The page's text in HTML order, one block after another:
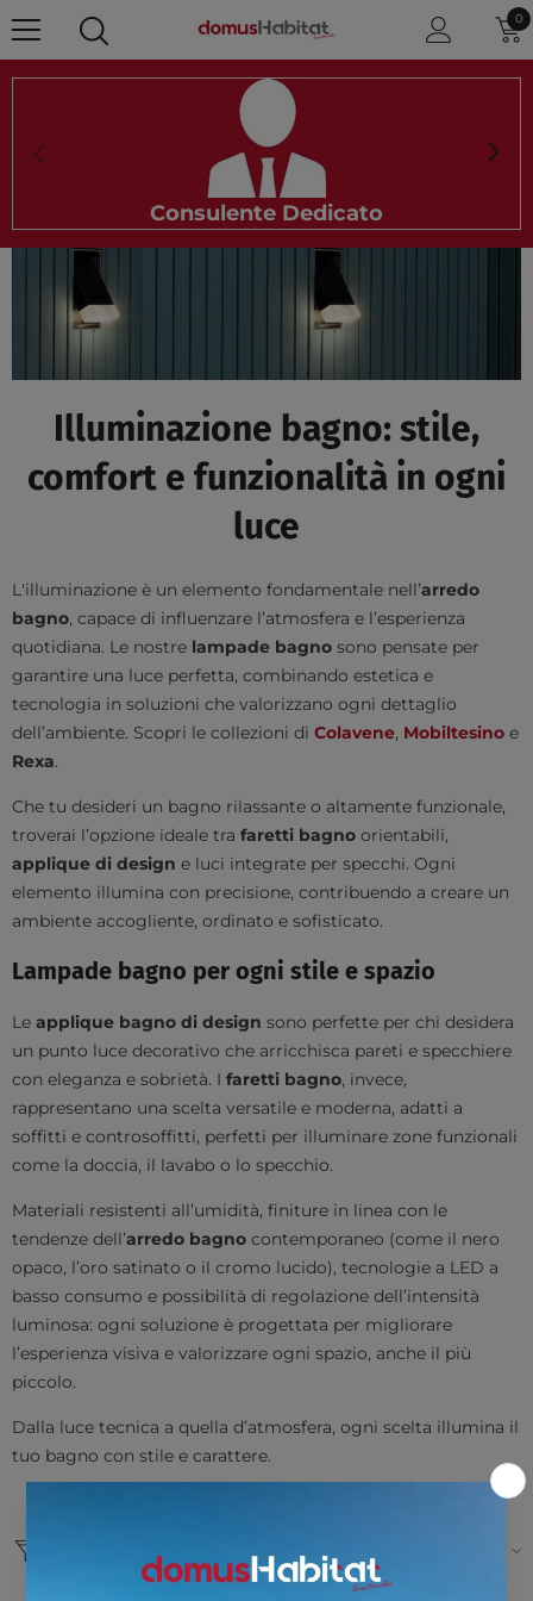
00
Consulente Dedicato
Illuminazione bagno: stile,
comfort e funzionalità in ogni
luce
L'illuminazione è un elemento fondamentale nell’arredo
bagno, capace di influenzare l’atmosfera e l’esperienza
quotidiana. Le nostre lampade bagno sono pensate per
garantire una luce perfetta, combinando estetica e
tecnologia in soluzioni che valorizzano ogni dettaglio
dell’ambiente. Scopri le collezioni di Colavene, Mobiltesino e
Rexa.
Che tu desideri un bagno rilassante o altamente funzionale,
troverai l’opzione ideale tra faretti bagno orientabili,
applique di design e luci integrate per specchi. Ogni
elemento illumina con precisione, contribuendo a creare un
ambiente accogliente, ordinato e sofisticato.
Lampade bagno per ogni stile e spazio
Le applique bagno di design sono perfette per chi desidera
un punto luce decorativo che arricchisca pareti e specchiere
con eleganza e sobrietà. I faretti bagno, invece,
rappresentano una scelta versatile e moderna, adatti a
soffitti e controsoffitti, perfetti per illuminare zone funzionali
come la doccia, il lavabo o lo specchio.
Materiali resistenti all’umidità, finiture in linea con le
tendenze dell’arredo bagno contemporaneo (come il nero
opaco, l’oro satinato o il cromo lucido), tecnologie a LED a
basso consumo e possibilità di regolazione dell’intensità
luminosa: ogni soluzione è progettata per migliorare
l’esperienza visiva e valorizzare ogni spazio, anche il più
piccolo.
Dalla luce tecnica a quella d’atmosfera, ogni scelta illumina il
tuo bagno con stile e carattere.